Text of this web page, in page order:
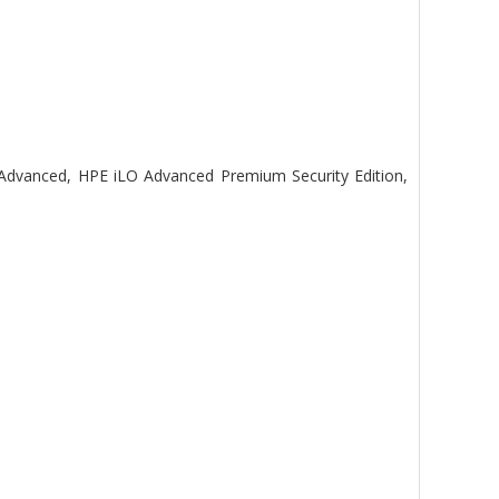
HPE iLO Advanced Premium Security Edition,